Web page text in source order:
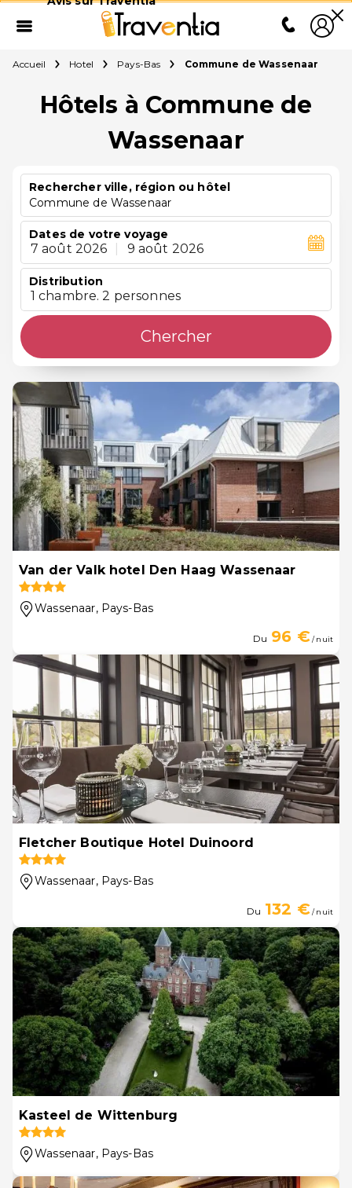
Accueil Hotel Pays-Bas Commune de Wassenaar
Hôtels à Commune de
Wassenaar
Rechercher ville, région ou hôtel
Commune de Wassenaar
Dates de votre voyage
7 août 2026 9 août 2026
Distribution
1 chambre. 2 personnes
Chercher
Van der Valk hotel Den Haag Wassenaar
Wassenaar, Pays-Bas
Du 96 €/ nuit
Fletcher Boutique Hotel Duinoord
Wassenaar, Pays-Bas
Du 132 €/ nuit
Kasteel de Wittenburg
Wassenaar, Pays-Bas